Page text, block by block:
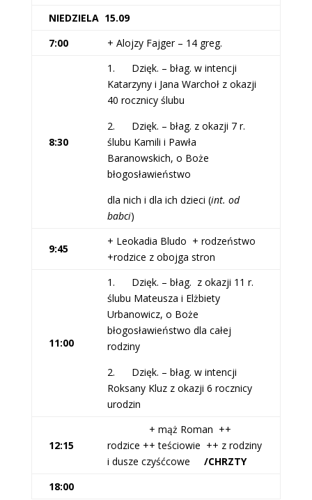
NIEDZIELA 15.09
7:00
+ Alojzy Fajger – 14 greg.
8:30
1. Dzięk. – błag. w intencji
Katarzyny i Jana Warchoł z okazji
40 rocznicy ślubu
2. Dzięk. – błag. z okazji 7 r.
ślubu Kamili i Pawła
Baranowskich, o Boże
błogosławieństwo
dla nich i dla ich dzieci (int. od
babci)
9:45
+ Leokadia Bludo + rodzeństwo
+rodzice z obojga stron
11:00
1. Dzięk. – błag. z okazji 11 r.
ślubu Mateusza i Elżbiety
Urbanowicz, o Boże
błogosławieństwo dla całej
rodziny
2. Dzięk. – błag. w intencji
Roksany Kluz z okazji 6 rocznicy
urodzin
12:15
+ mąż Roman ++
rodzice ++ teściowie ++ z rodziny
i dusze czyśćcowe /CHRZTY
18:00